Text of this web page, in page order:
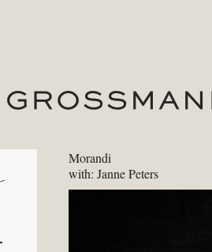
Morandi
with: Janne Peters